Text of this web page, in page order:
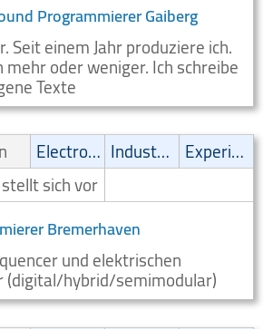
Programmierer Gaiberg
Seit einem Jahr produziere ich.
mehr oder weniger. Ich schreibe
Texte
Electronic Industrial
Experimental
stellt sich vor
Bremerhaven
und elektrischen
(digital/hybrid/semimodular)